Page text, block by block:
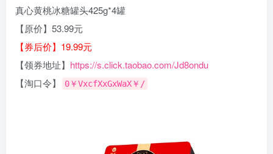
真心黄桃冰糖罐头425g*4罐
【原价】53.99元
【券后价】19.99元
【领券地址】 https://s.click.taobao.com/Jd8ondu
【淘口令】
0￥VxcfXxGxWaX￥/